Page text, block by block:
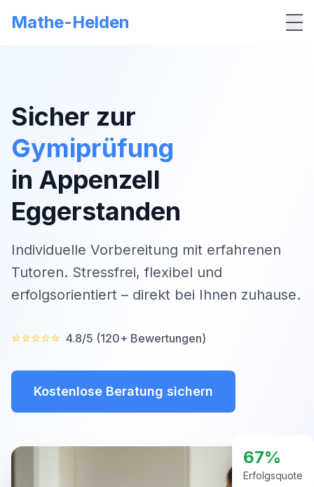
Mathe-Helden
Sicher zur
Gymiprüfung
in Appenzell
Eggerstanden
Individuelle Vorbereitung mit erfahrenen
Tutoren. Stressfrei, flexibel und
erfolgsorientiert – direkt bei Ihnen zuhause.
⭐⭐⭐⭐⭐ 4.8/5 (120+ Bewertungen)
Kostenlose Beratung sichern
67%
Erfolgsquote